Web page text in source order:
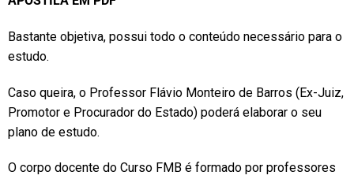
Bastante objetiva, possui todo o conteúdo necessário para o
estudo.
Caso queira, o Professor Flávio Monteiro de Barros (Ex-Juiz,
Promotor e Procurador do Estado) poderá elaborar o seu
plano de estudo.
O corpo docente do Curso FMB é formado por professores